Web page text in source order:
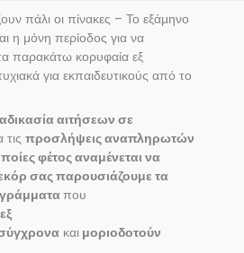
πάλι οι πίνακες – Το εξάμηνο
η μόνη περίοδος για να
παρακάτω κορυφαία εξ
για εκπαιδευτικούς από το
αιτήσεων σε
τις προσλήψεις αναπληρωτών
φέτος αναμένεται να
σας παρουσιάζουμε τα
που
εξ
και μοριοδοτούν